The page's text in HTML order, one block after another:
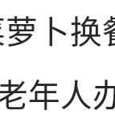
卜
年人